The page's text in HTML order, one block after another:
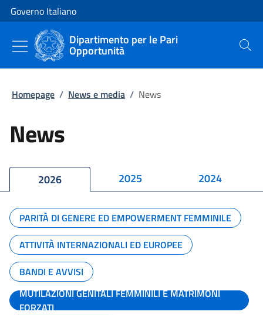
Vai al contenuto
Vai alla navigazione del sito
Governo Italiano
Dipartimento per le Pari
Opportunità Cerca
Homepage / News e media / News
News
2026 2025 2024
PARITÀ DI GENERE ED EMPOWERMENT FEMMINILE
ATTIVITÀ INTERNAZIONALI ED EUROPEE
BANDI E AVVISI
MUTILAZIONI GENITALI FEMMINILI E MATRIMONI
FORZATI